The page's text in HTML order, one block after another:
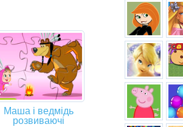
Маша і ведмідь
розвиваючі